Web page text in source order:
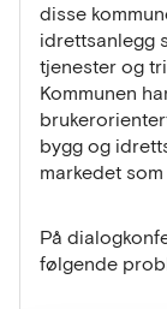
disse
idrettsanlegg
tjenester og
Kommunen
bygg og
markedet
På
følgende